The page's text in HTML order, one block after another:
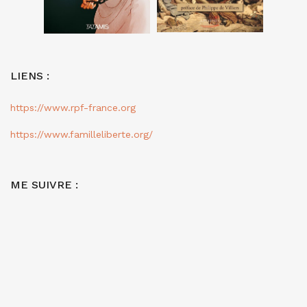
LIENS :
https://www.rpf-france.org
https://www.familleliberte.org/
ME SUIVRE :